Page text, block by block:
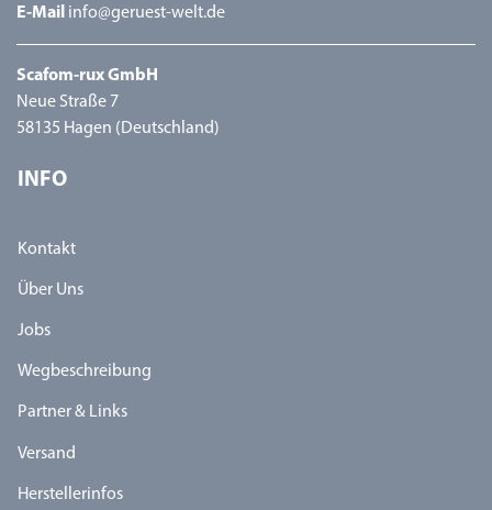
E-Mail info@geruest-welt.de
Scafom-rux GmbH
Neue Straße 7
58135 Hagen (Deutschland)
INFO
Kontakt
Über Uns
Jobs
Wegbeschreibung
Partner & Links
Versand
Herstellerinfos